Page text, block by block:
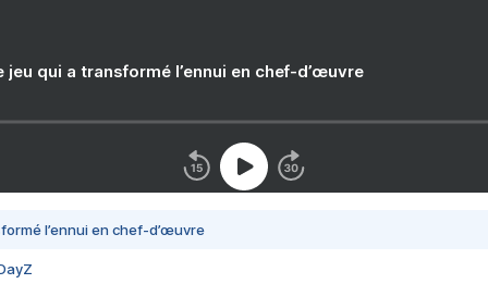
jeu qui a transformé l’ennui en chef-d’œuvre
l’ennui en chef-d’œuvre